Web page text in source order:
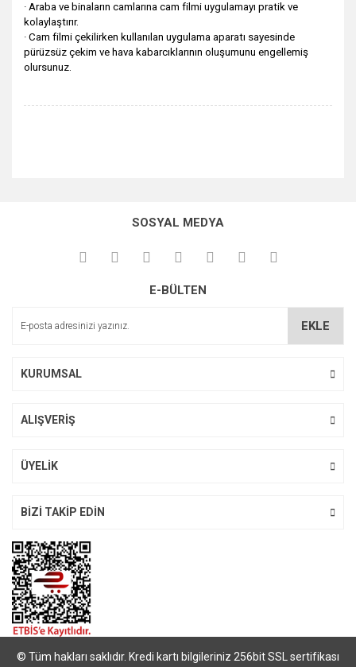
· Araba ve binaların camlarına cam filmi uygulamayı pratik ve
kolaylaştırır.
· Cam filmi çekilirken kullanılan uygulama aparatı sayesinde
pürüzsüz çekim ve hava kabarcıklarının oluşumunu engellemiş
olursunuz.
kullanarak tarafımıza iletebilirsiniz.
Görüş ve önerileriniz için teşekkür ederiz.
Ürün açıklamasında eksik bilgiler bulunuyor.
SOSYAL MEDYA
E-BÜLTEN
EKLE
KURUMSAL
ALIŞVERİŞ
ÜYELİK
BİZİ TAKİP EDİN
© Tüm hakları saklıdır. Kredi kartı bilgileriniz 256bit SSL sertifikası